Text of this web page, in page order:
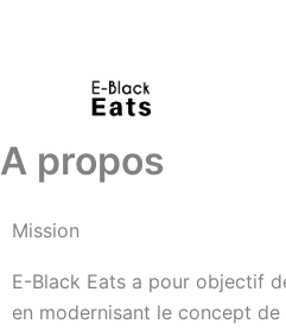
A propos
Mission
E-Black Eats a pour objectif
en modernisant le concept